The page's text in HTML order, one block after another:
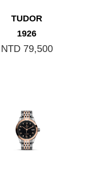
TUDOR
1926
NTD 79,500